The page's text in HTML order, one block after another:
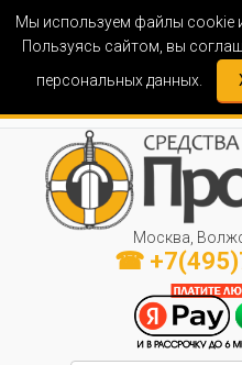
Мы используем файлы cookie
Пользуясь сайтом, вы
персональных данных.
Москва,
☎